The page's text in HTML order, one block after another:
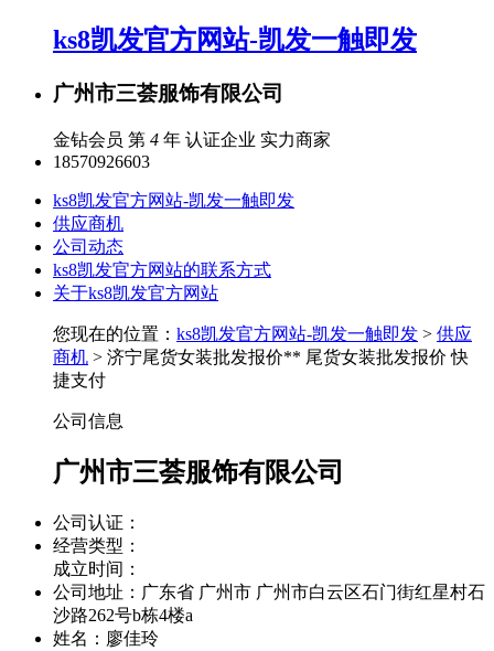
ks8凯发官方网站-凯发一触即发
广州市三荟服饰有限公司
金钻会员 第 4 年 认证企业 实力商家
18570926603
ks8凯发官方网站-凯发一触即发
供应商机
公司动态
ks8凯发官方网站的联系方式
关于ks8凯发官方网站
您现在的位置： ks8凯发官方网站-凯发一触即发 > 供应
商机 > 济宁尾货女装批发报价** 尾货女装批发报价 快
捷支付
公司信息
广州市三荟服饰有限公司
公司认证：
经营类型：
成立时间：
公司地址： 广东省 广州市 广州市白云区石门街红星村石
沙路262号b栋4楼a
姓名：廖佳玲